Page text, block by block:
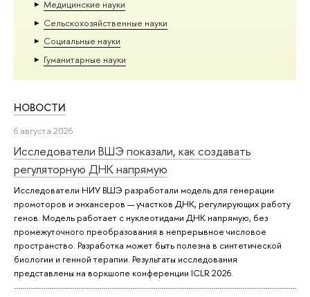
Медицинские науки
Сельскохозяйственные науки
Социальные науки
Гуманитарные науки
НОВОСТИ
6 августа 2026
Исследователи ВШЭ показали, как создавать
регуляторную ДНК напрямую
Исследователи НИУ ВШЭ разработали модель для генерации
промоторов и энхансеров — участков ДНК, регулирующих работу
генов. Модель работает с нуклеотидами ДНК напрямую, без
промежуточного преобразования в непрерывное числовое
пространство. Разработка может быть полезна в синтетической
биологии и генной терапии. Результаты исследования
представлены на воркшопе конференции ICLR 2026.